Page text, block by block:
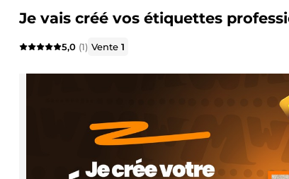
Je vais créé vos étiquettes
5,0 (1) Vente1